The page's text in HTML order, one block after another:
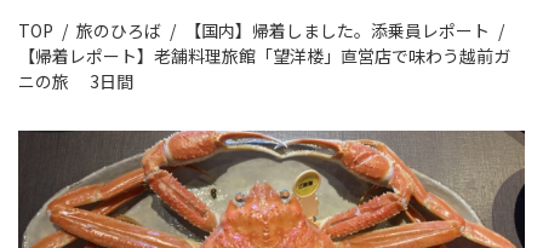
旅のひろば
イベント
新着情報
会社情報
TOP 旅のひろば
【国内】帰着しました。添乗員レポート
【帰着レポート】老舗料理旅館「望洋楼」直営店で味わう越前ガ
ニの旅 3日間